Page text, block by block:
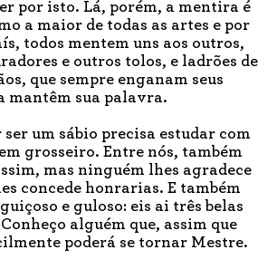
por isto. Lá, porém, a mentira é
a maior de todas as artes e por
todos mentem uns aos outros,
e outros tolos, e ladrões de
que sempre enganam seus
mantêm sua palavra.
ser um sábio precisa estudar com
grosseiro. Entre nós, também
mas ninguém lhes agradece
concede honrarias. E também
e guloso: eis ai três belas
alguém que, assim que
poderá se tornar Mestre.